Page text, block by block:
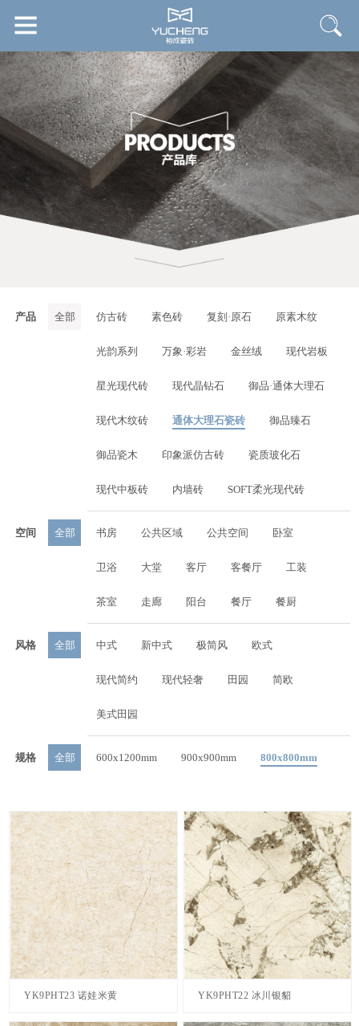
产品 全部 仿古砖 素色砖 复刻·原石 原素木纹
光韵系列 万象·彩岩 金丝绒 现代岩板
星光现代砖 现代晶钻石 御品·通体大理石
现代木纹砖 通体大理石瓷砖 御品臻石
御品瓷木 印象派仿古砖 瓷质玻化石
现代中板砖 内墙砖 SOFT柔光现代砖
空间 全部 书房 公共区域 公共空间 卧室
卫浴 大堂 客厅 客餐厅 工装
茶室 走廊 阳台 餐厅 餐厨
风格 全部 中式 新中式 极简风 欧式
现代简约 现代轻奢 田园 简欧
美式田园
规格 全部 600x1200mm 900x900mm 800x800mm
YK9PHT23 诺娃米黄 YK9PHT22 冰川银貂